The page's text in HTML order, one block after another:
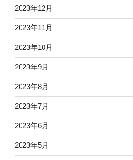
2023年12月
2023年11月
2023年10月
2023年9月
2023年8月
2023年7月
2023年6月
2023年5月